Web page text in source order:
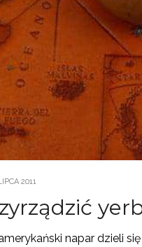
2011
napar dzieli